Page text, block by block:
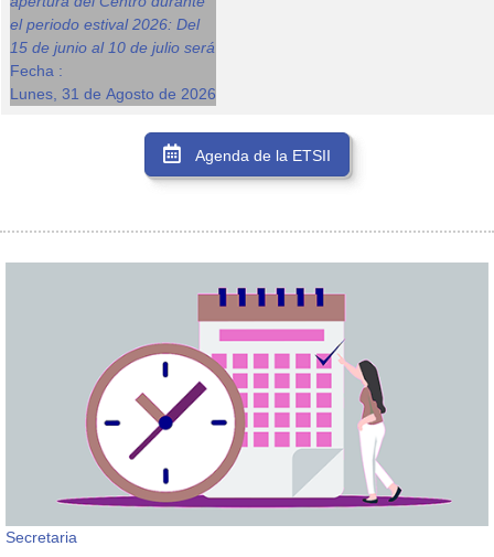
el periodo estival 2026: Del
15 de junio al 10 de julio será
Fecha :
Lunes, 31 de Agosto de 2026
Agenda de la ETSII
Secretaria